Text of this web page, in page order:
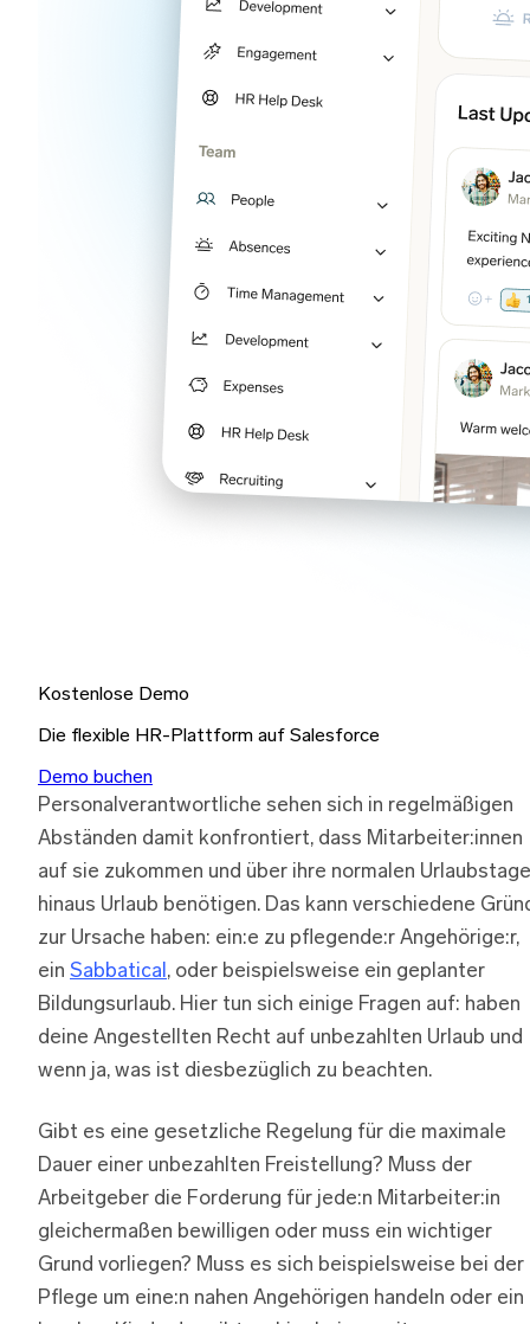
Kostenlose Demo
Die flexible HR-Plattform auf Salesforce
Demo buchen
Personalverantwortliche sehen sich in regelmäßigen
Abständen damit konfrontiert, dass Mitarbeiter:innen
auf sie zukommen und über ihre normalen Urlaubstage
hinaus Urlaub benötigen. Das kann verschiedene
zur Ursache haben: ein:e zu pflegende:r Angehörige:r,
ein Sabbatical , oder beispielsweise ein geplanter
Bildungsurlaub. Hier tun sich einige Fragen auf: haben
deine Angestellten Recht auf unbezahlten Urlaub und
wenn ja, was ist diesbezüglich zu beachten.
Gibt es eine gesetzliche Regelung für die maximale
Dauer einer unbezahlten Freistellung? Muss der
Arbeitgeber die Forderung für jede:n Mitarbeiter:in
gleichermaßen bewilligen oder muss ein wichtiger
Grund vorliegen? Muss es sich beispielsweise bei der
Pflege um eine:n nahen Angehörigen handeln oder ein